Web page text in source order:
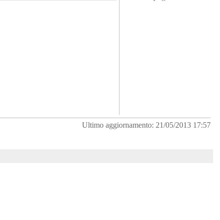
Ultimo aggiornamento: 21/05/2013 17:57